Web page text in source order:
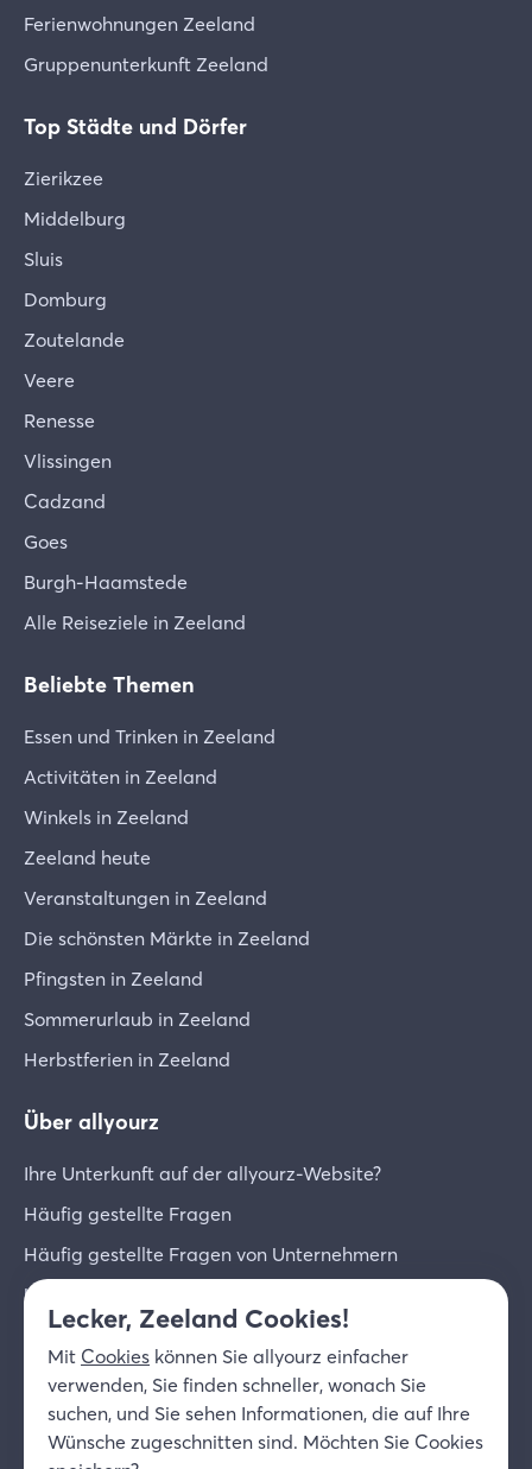
Ferienwohnungen Zeeland
Gruppenunterkunft Zeeland
Top Städte und Dörfer
Zierikzee
Middelburg
Sluis
Domburg
Zoutelande
Veere
Renesse
Vlissingen
Cadzand
Goes
Burgh-Haamstede
Alle Reiseziele in Zeeland
Beliebte Themen
Essen und Trinken in Zeeland
Activitäten in Zeeland
Winkels in Zeeland
Zeeland heute
Veranstaltungen in Zeeland
Die schönsten Märkte in Zeeland
Pfingsten in Zeeland
Sommerurlaub in Zeeland
Herbstferien in Zeeland
Über allyourz
Ihre Unterkunft auf der allyourz-Website?
Häufig gestellte Fragen
Häufig gestellte Fragen von Unternehmern
Unternehmer-Login
Über uns
© 2026 allyourz b.v.
Nutzungsbedingungen
Lecker, Zeeland Cookies!
Mit Cookies können Sie allyourz einfacher
verwenden, Sie finden schneller, wonach Sie
suchen, und Sie sehen Informationen, die auf Ihre
Wünsche zugeschnitten sind. Möchten Sie Cookies